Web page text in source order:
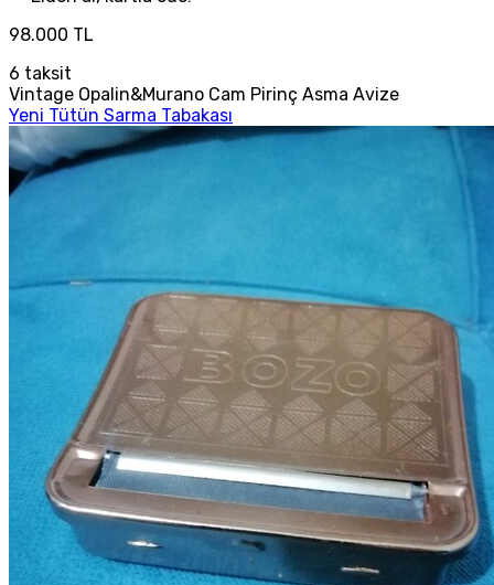
98.000 TL
6 taksit
Vintage Opalin&Murano Cam Pirinç Asma Avize
Yeni Tütün Sarma Tabakası